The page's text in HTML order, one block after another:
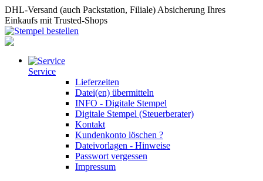
DHL-Versand (auch Packstation, Filiale) Absicherung Ihres
Einkaufs mit Trusted-Shops
Service
Lieferzeiten
Datei(en) übermitteln
INFO - Digitale Stempel
Digitale Stempel (Steuerberater)
Kontakt
Kundenkonto löschen ?
Dateivorlagen - Hinweise
Passwort vergessen
Impressum